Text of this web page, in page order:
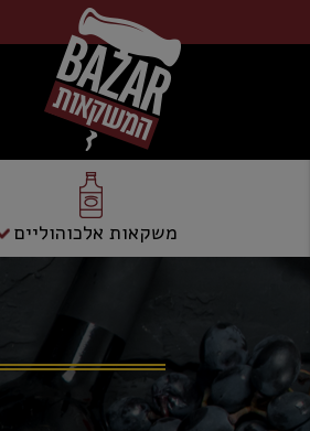
משקאות אלכוהוליים